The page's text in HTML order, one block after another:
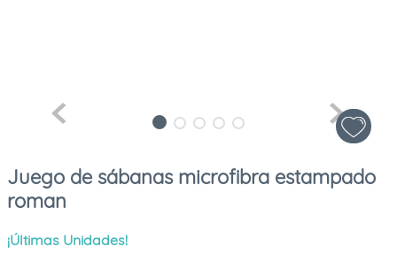
Juego de sábanas microfibra estampado
roman
¡Últimas Unidades!